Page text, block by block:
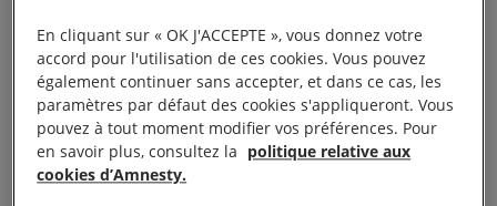
Femmes d’Argentine (Que Sea Ley) de Juan Solanas
à 18h30 Université Sorbonne Nouvelle
L’antenne jeunes d’Amnesty International France de
l’université Sorbonne Nouvelle vous propose une
En cliquant sur « OK J'ACCEPTE », vous donnez votre
accord pour l'utilisation de ces cookies. Vous pouvez
également continuer sans accepter, et dans ce cas, les
paramètres par défaut des cookies s'appliqueront. Vous
pouvez à tout moment modifier vos préférences. Pour
en savoir plus, consultez la politique relative aux
cookies d’Amnesty.